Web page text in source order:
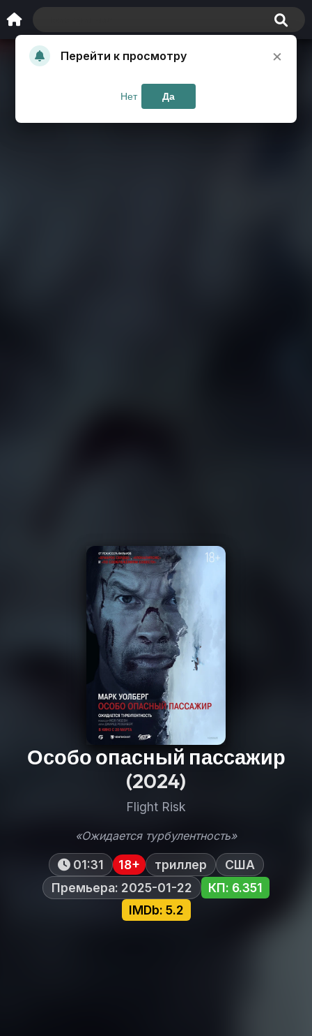
Особо опасный пассажир
(2024)
Flight Risk
«Ожидается турбулентность»
01:31 18+ триллер
США
Премьера: 2025-01-22
КП: 6.351
IMDb: 5.2
Перейти к просмотру ×
Нет Да